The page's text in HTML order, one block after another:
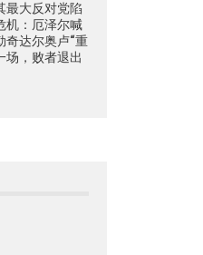
最大反对党陷
机：厄泽尔喊
奇达尔奥卢“重
场，败者退出